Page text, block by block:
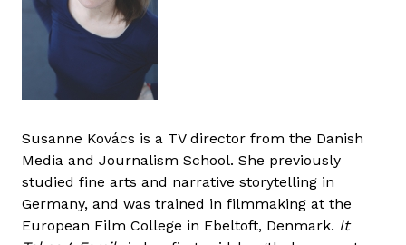
Susanne Kovács is a TV director from the Danish
Media and Journalism School. She previously
studied fine arts and narrative storytelling in
Germany, and was trained in filmmaking at the
European Film College in Ebeltoft, Denmark. It